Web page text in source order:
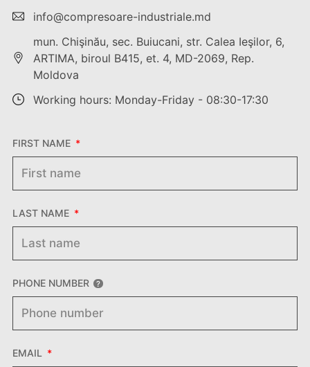
info@compresoare-industriale.md
mun. Chişinău, sec. Buiucani, str. Calea Ieşilor, 6,
ARTIMA, biroul B415, et. 4, MD-2069, Rep.
Moldova
Working hours: Monday-Friday - 08:30-17:30
FIRST NAME
LAST NAME
PHONE NUMBER
EMAIL